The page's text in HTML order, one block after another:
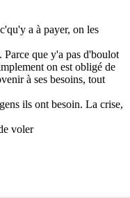
a à payer, on les
que y'a pas d'boulot
on est obligé de
à ses besoins, tout
ils ont besoin. La crise,
voler